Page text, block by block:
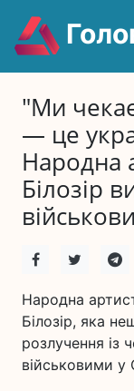
"Ми
— це
Народна
Білозір
Народна
Білозір, яка
розлучення із
військовими у